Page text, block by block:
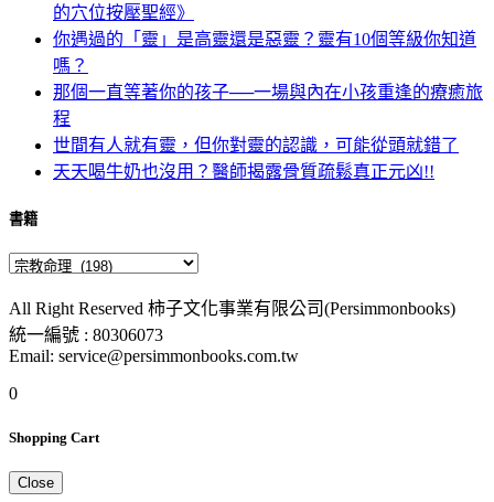
的穴位按壓聖經》
你遇過的「靈」是高靈還是惡靈？靈有10個等級你知道
嗎？
那個一直等著你的孩子──一場與內在小孩重逢的療癒旅
程
世間有人就有靈，但你對靈的認識，可能從頭就錯了
天天喝牛奶也沒用？醫師揭露骨質疏鬆真正元凶!!
書籍
All Right Reserved 柿子文化事業有限公司(Persimmonbooks)
統一編號 : 80306073
Email: service@persimmonbooks.com.tw
0
Shopping Cart
Close